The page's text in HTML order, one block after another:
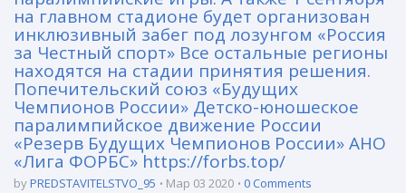
на главном стадионе будет организован
инклюзивный забег под лозунгом «Россия
за Честный спорт» Все остальные регионы
находятся на стадии принятия решения.
Попечительский союз «Будущих
Чемпионов России» Детско-юношеское
паралимпийское движение России
«Резерв Будущих Чемпионов России» АНО
«Лига ФОРБС» https://forbs.top/
byPREDSTAVITELSTVO_95 Мар 03 2020 0 Comments